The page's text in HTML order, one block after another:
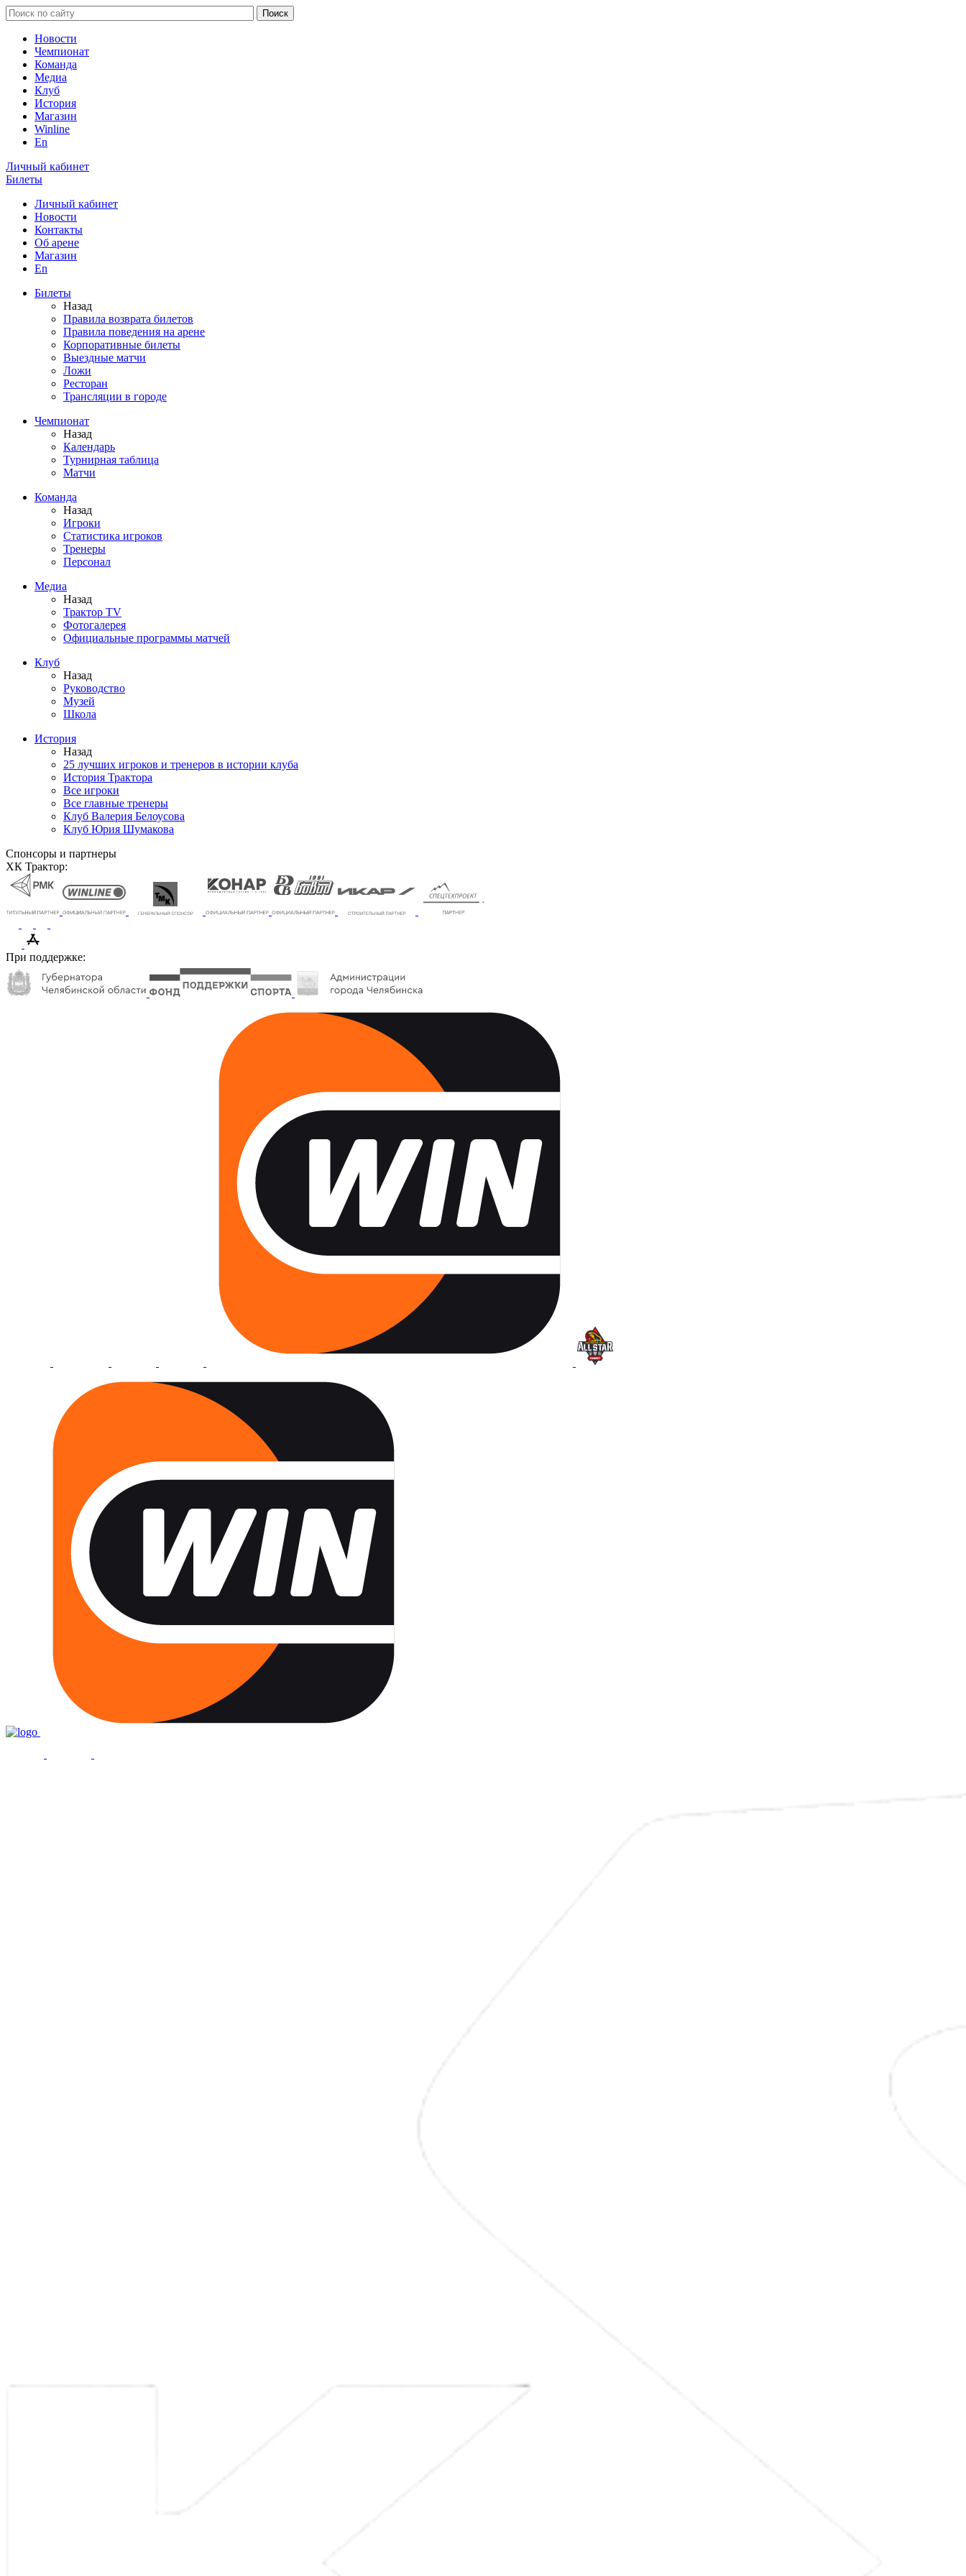
Новости
Чемпионат
Команда
Медиа
Клуб
История
Магазин
Winline
En
Личный кабинет
Билеты
Личный кабинет
Новости
Контакты
Об арене
Магазин
En
Билеты
Назад
Правила возврата билетов
Правила поведения на арене
Корпоративные билеты
Выездные матчи
Ложи
Ресторан
Трансляции в городе
Чемпионат
Назад
Календарь
Турнирная таблица
Матчи
Команда
Назад
Игроки
Статистика игроков
Тренеры
Персонал
Медиа
Назад
Трактор TV
Фотогалерея
Официальные программы матчей
Клуб
Назад
Руководство
Музей
Школа
История
Назад
25 лучших игроков и тренеров в истории клуба
История Трактора
Все игроки
Все главные тренеры
Клуб Валерия Белоусова
Клуб Юрия Шумакова
Спонсоры и партнеры
ХК Трактор:
При поддержке: